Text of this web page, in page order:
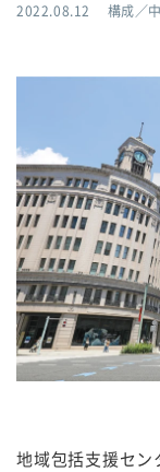
2022.08.12 構成／
地域包括支援セ